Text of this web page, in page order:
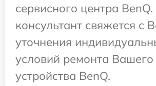
сервисного центра
консультант свяжется с
уточнения
условий ремонта Вашего
устройства BenQ.